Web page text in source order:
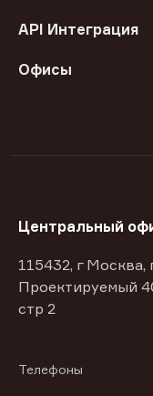
API Интеграция
Офисы
Центральный
115432, г Москва,
Проектируемый
стр 2
Телефоны